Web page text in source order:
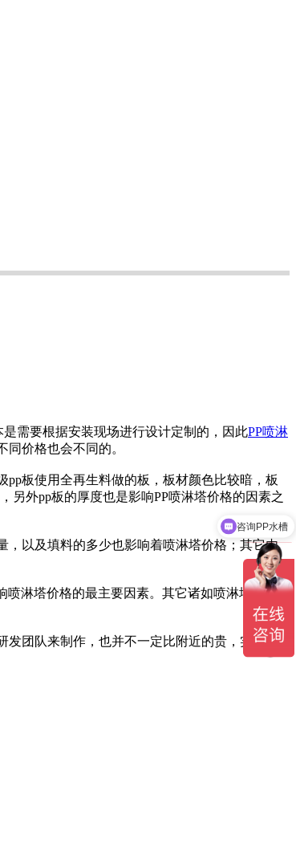
需要根据安装现场进行设计定制的，因此PP喷淋
价格也会不同的。
板使用全再生料做的板，板材颜色比较暗，板
外pp板的厚度也是影响PP喷淋塔价格的因素之
以及填料的多少也影响着喷淋塔价格；其它内
淋塔价格的最主要因素。其它诸如喷淋塔生产
发团队来制作，也并不一定比附近的贵，实力和
咨询PP水槽